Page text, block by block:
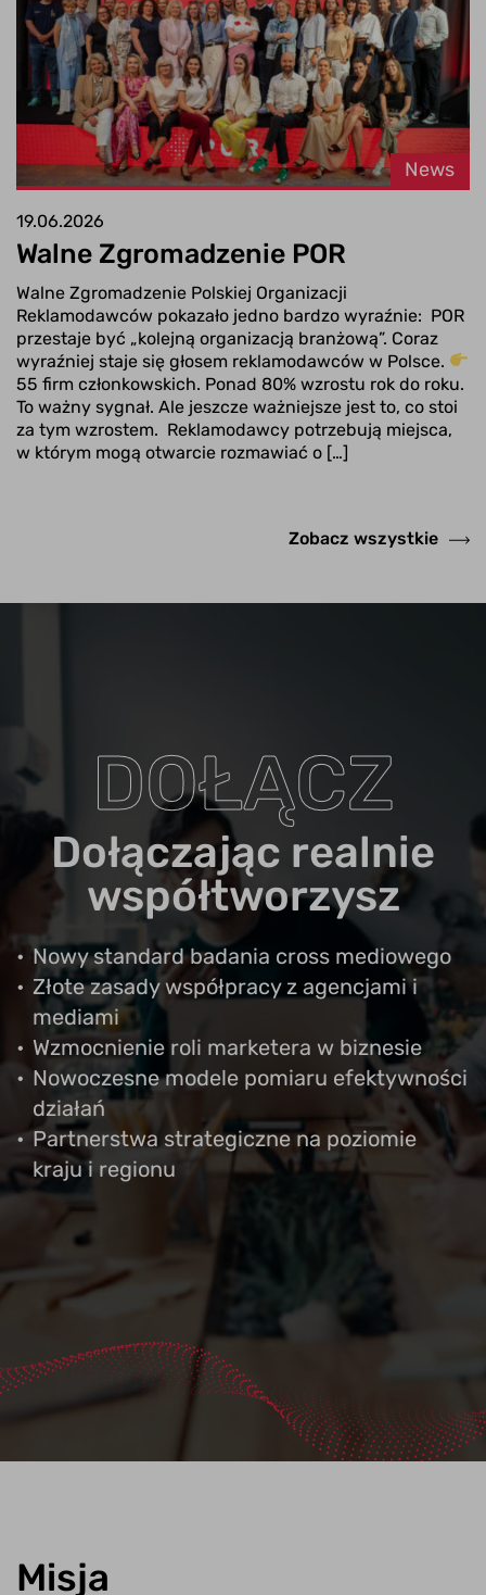
News
19.06.2026
Walne Zgromadzenie POR
Walne Zgromadzenie Polskiej Organizacji
Reklamodawców pokazało jedno bardzo wyraźnie: POR
przestaje być „kolejną organizacją branżową”. Coraz
wyraźniej staje się głosem reklamodawców w Polsce.
55 firm członkowskich. Ponad 80% wzrostu rok do roku.
To ważny sygnał. Ale jeszcze ważniejsze jest to, co stoi
za tym wzrostem. Reklamodawcy potrzebują miejsca,
w którym mogą otwarcie rozmawiać o […]
Zobacz wszystkie
DOŁĄCZ
Dołączając realnie
współtworzysz
Nowy standard badania cross mediowego
Złote zasady współpracy z agencjami i
mediami
Wzmocnienie roli marketera w biznesie
Nowoczesne modele pomiaru efektywności
działań
Partnerstwa strategiczne na poziomie
kraju i regionu
Misja